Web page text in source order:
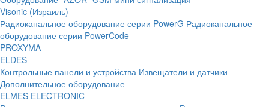
Visonic (Израиль)
Радиоканальное оборудование серии PowerG Радиоканальное
оборудование серии PowerCode
PROXYMA
ELDES
Контрольные панели и устройства Извещатели и датчики
Дополнительное оборудование
ELMES ELECTRONIC